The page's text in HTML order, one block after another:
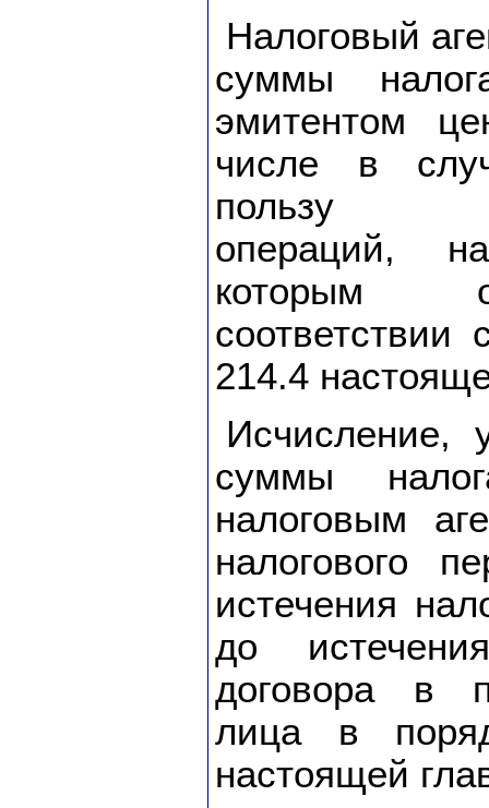
Налоговый
суммы
эмитентом
числе в
пользу
операций,
которым
214.4
Исчисление,
суммы
налоговым
налогового
истечения
до
договора в
лица в
настоящей